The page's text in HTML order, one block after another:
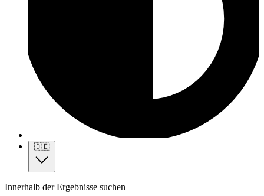
🇩🇪
Innerhalb der Ergebnisse suchen